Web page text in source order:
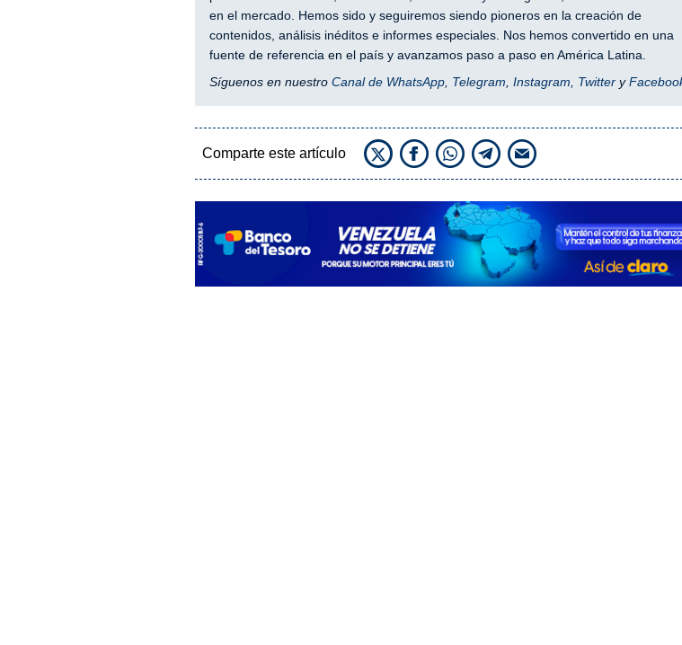
en el mercado. Hemos sido y seguiremos siendo pioneros en la creación de
contenidos, análisis inéditos e informes especiales. Nos hemos convertido en una
fuente de referencia en el país y avanzamos paso a paso en América Latina.
Síguenos en nuestro Canal de WhatsApp, Telegram, Instagram, Twittery
Comparte este artículo